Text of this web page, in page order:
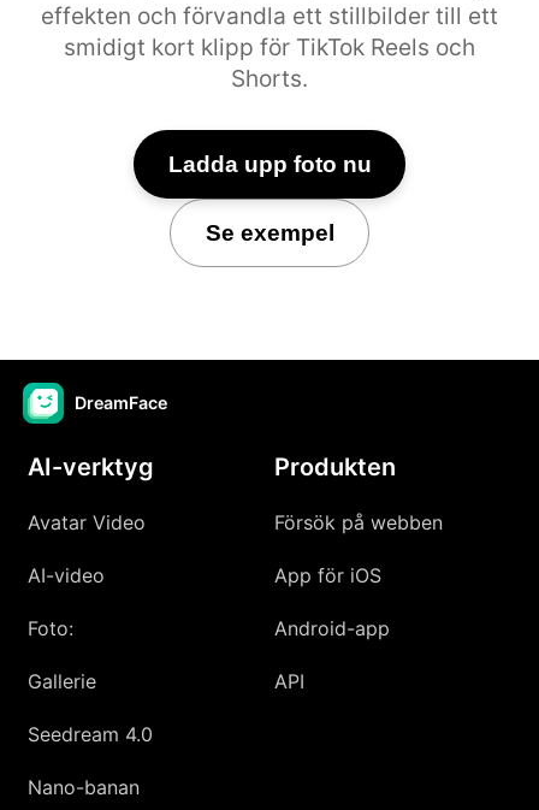
effekten och förvandla ett stillbilder till ett
smidigt kort klipp för TikTok Reels och
Shorts.
Ladda upp foto nu
Se exempel
DreamFace
AI-verktyg
Avatar Video
AI-video
Foto:
Gallerie
Seedream 4.0
Nano-banan
Produkten
Försök på webben
App för iOS
Android-app
API